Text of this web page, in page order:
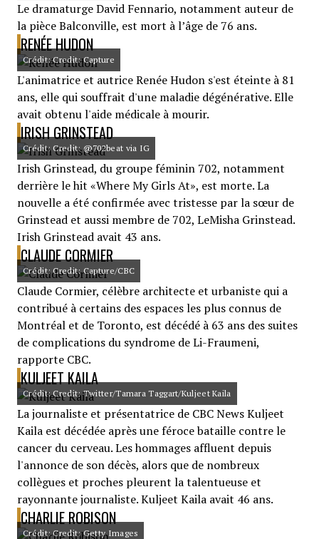
Le dramaturge David Fennario, notamment auteur de
la pièce Balconville, est mort à l’âge de 76 ans.
RENÉE HUDON
Crédit: Credit: Capture
L'animatrice et autrice Renée Hudon s'est éteinte à 81
ans, elle qui souffrait d'une maladie dégénérative. Elle
avait obtenu l'aide médicale à mourir.
IRISH GRINSTEAD
Crédit: Credit: @702beat via IG
Irish Grinstead, du groupe féminin 702, notamment
derrière le hit «Where My Girls At», est morte. La
nouvelle a été confirmée avec tristesse par la sœur de
Grinstead et aussi membre de 702, LeMisha Grinstead.
Irish Grinstead avait 43 ans.
CLAUDE CORMIER
Crédit: Credit: Capture/CBC
Claude Cormier, célèbre architecte et urbaniste qui a
contribué à certains des espaces les plus connus de
Montréal et de Toronto, est décédé à 63 ans des suites
de complications du syndrome de Li-Fraumeni,
rapporte CBC.
KULJEET KAILA
Crédit: Credit: Twitter/Tamara Taggart/Kuljeet Kaila
La journaliste et présentatrice de CBC News Kuljeet
Kaila est décédée après une féroce bataille contre le
cancer du cerveau. Les hommages affluent depuis
l'annonce de son décès, alors que de nombreux
collègues et proches pleurent la talentueuse et
rayonnante journaliste. Kuljeet Kaila avait 46 ans.
CHARLIE ROBISON
Crédit: Credit: Getty Images